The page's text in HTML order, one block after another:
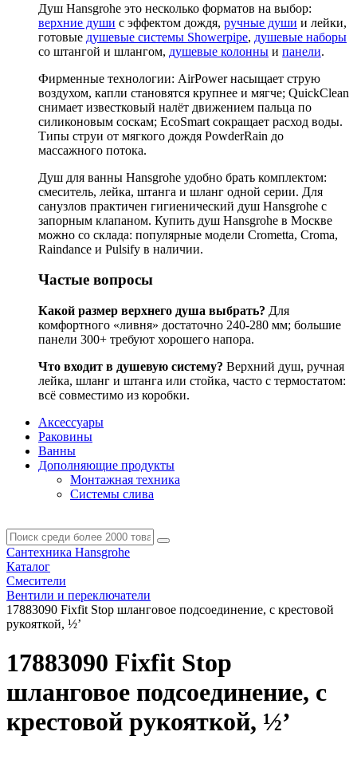
Душ Hansgrohe это несколько форматов на выбор:
верхние души с эффектом дождя, ручные души и лейки,
готовые душевые системы Showerpipe, душевые наборы
со штангой и шлангом, душевые колонны и панели.
Фирменные технологии: AirPower насыщает струю
воздухом, капли становятся крупнее и мягче; QuickClean
снимает известковый налёт движением пальца по
силиконовым соскам; EcoSmart сокращает расход воды.
Типы струи от мягкого дождя PowderRain до
массажного потока.
Душ для ванны Hansgrohe удобно брать комплектом:
смеситель, лейка, штанга и шланг одной серии. Для
санузлов практичен гигиенический душ Hansgrohe с
запорным клапаном. Купить душ Hansgrohe в Москве
можно со склада: популярные модели Crometta, Croma,
Raindance и Pulsify в наличии.
Частые вопросы
Какой размер верхнего душа выбрать? Для
комфортного «ливня» достаточно 240-280 мм; большие
панели 300+ требуют хорошего напора.
Что входит в душевую систему? Верхний душ, ручная
лейка, шланг и штанга или стойка, часто с термостатом:
всё совместимо из коробки.
Аксессуары
Раковины
Ванны
Дополняющие продукты
Монтажная техника
Системы слива
Сантехника Hansgrohe
Каталог
Смесители
Вентили и переключатели
17883090 Fixfit Stop шланговое подсоединение, с крестовой
рукояткой, ½’
17883090 Fixfit Stop
шланговое подсоединение, с
крестовой рукояткой, ½’